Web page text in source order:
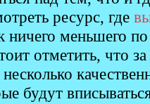
ресурс, где
ничего меньшего
отметить, что
будут